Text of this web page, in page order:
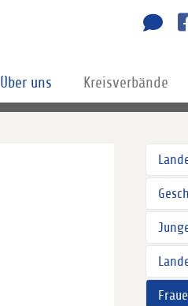
Über uns Kreisverbände